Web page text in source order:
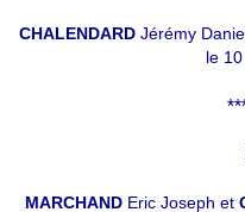
CHALENDARD Jérémy
le
MARCHAND Eric Joseph et